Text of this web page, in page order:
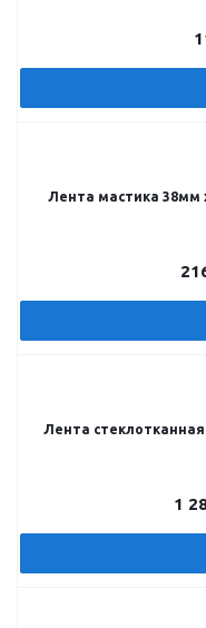
Лента мастика 38мм
Лента стеклотканная
1